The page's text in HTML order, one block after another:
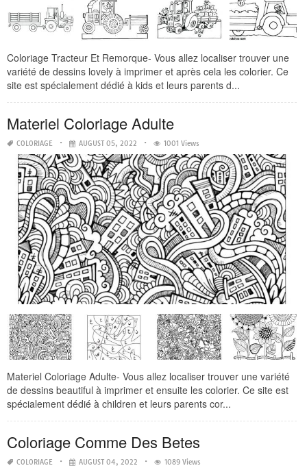
Coloriage Tracteur Et Remorque- Vous allez localiser trouver une
variété de dessins lovely à imprimer et après cela les colorier. Ce
site est spécialement dédié à kids et leurs parents d...
Materiel Coloriage Adulte
COLORIAGE AUGUST 05, 2022 1001 Views
Materiel Coloriage Adulte- Vous allez localiser trouver une variété
de dessins beautiful à imprimer et ensuite les colorier. Ce site est
spécialement dédié à children et leurs parents cor...
Coloriage Comme Des Betes
COLORIAGE AUGUST 04, 2022 1089 Views